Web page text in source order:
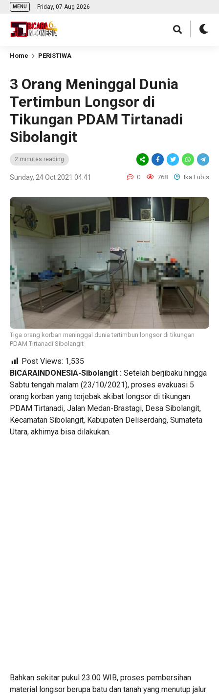
MENU Friday, 07 Aug 2026
Home PERISTIWA
3 Orang Meninggal Dunia
Tertimbun Longsor di
Tikungan PDAM Tirtanadi
Sibolangit
2 minutes reading
Sunday, 24 Oct 2021 04:41 0 768 Ika Lubis
Tiga orang korban meninggal dunia tertimbun longsor di tikungan
PDAM Tirtanadi Sibolangit
Post Views: 1,535
BICARAINDONESIA-Sibolangit : Setelah berjibaku hingga
Sabtu tengah malam (23/10/2021), proses evakuasi 5
orang korban yang terjebak akibat longsor di tikungan
PDAM Tirtanadi, Jalan Medan-Brastagi, Desa Sibolangit,
Kecamatan Sibolangit, Kabupaten Deliserdang, Sumateta
Utara, akhirnya bisa dilakukan.
Bahkan sekitar pukul 23.00 WIB, proses pembersihan
material longsor berupa batu dan tanah yang menutup jalur